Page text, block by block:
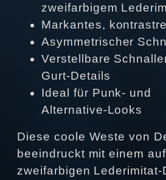
zweifarbigem
Markantes,
Asymmetrischer
Verstellbare
Gurt‑Details
Ideal für Punk‑ und
Alternative‑Looks
Diese coole Weste von
beeindruckt mit einem
zweifarbigen